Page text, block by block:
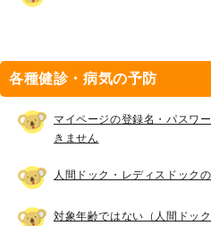
各種健診・病気の予防
マイページの登録名・パスワ
きません
人間ドック・レディスドック
対象年齢ではない（人間ドッ